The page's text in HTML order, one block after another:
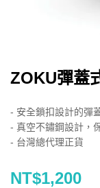
ZOKU彈蓋
- 安全鎖扣設計的彈
- 真空不鏽鋼設計，
- 台灣總代理正貨
NT$1,200